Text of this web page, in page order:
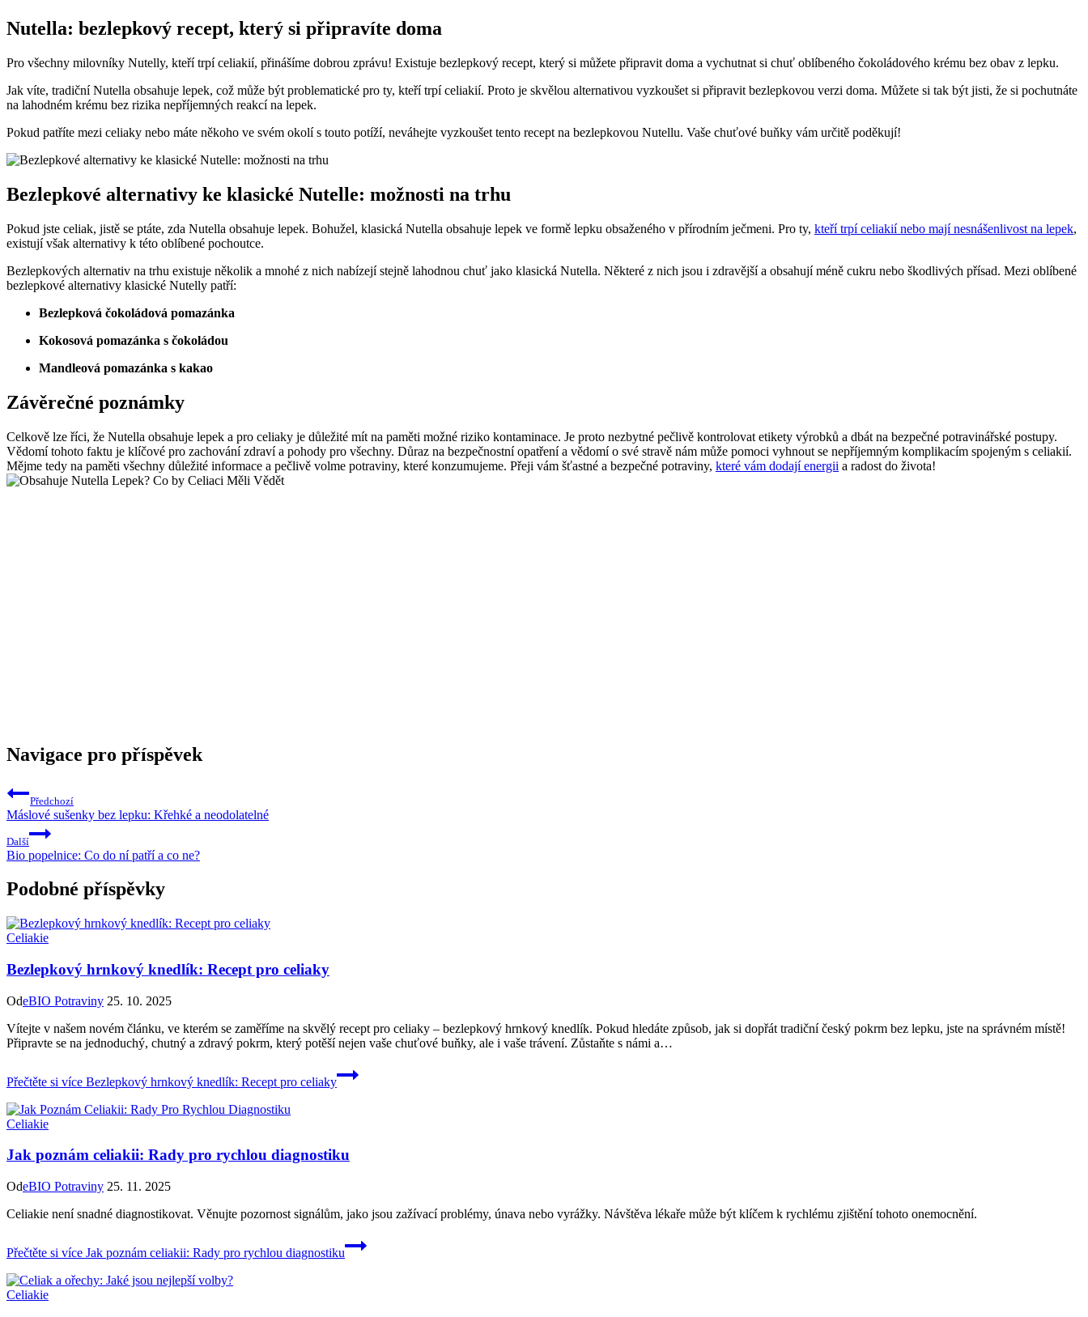
Nutella: bezlepkový recept, který si připravíte doma
Pro všechny milovníky Nutelly, kteří trpí celiakií, přinášíme dobrou zprávu! Existuje bezlepkový recept, který si můžete připravit doma a vychutnat si chuť oblíbeného čokoládového krému bez obav z lepku.
Jak víte, tradiční Nutella obsahuje lepek, což může být problematické pro ty, kteří trpí celiakií. Proto je skvělou alternativou vyzkoušet si připravit bezlepkovou verzi doma. Můžete si tak být jisti, že si pochutnáte
na lahodném krému bez rizika nepříjemných reakcí na lepek.
Pokud patříte mezi celiaky nebo máte někoho ve svém okolí s touto potíží, neváhejte vyzkoušet tento recept na bezlepkovou Nutellu. Vaše chuťové buňky vám určitě poděkují!
Bezlepkové alternativy ke klasické Nutelle: možnosti na trhu
Pokud jste celiak, jistě se ptáte, zda Nutella obsahuje lepek. Bohužel, klasická Nutella obsahuje lepek ve formě lepku obsaženého v přírodním ječmeni. Pro ty, kteří trpí celiakií nebo mají nesnášenlivost na lepek,
existují však alternativy k této oblíbené pochoutce.
Bezlepkových alternativ na trhu existuje několik a mnohé z nich nabízejí stejně lahodnou chuť jako klasická Nutella. Některé z nich jsou i zdravější a obsahují méně cukru nebo škodlivých přísad. Mezi oblíbené
bezlepkové alternativy klasické Nutelly patří:
Bezlepková čokoládová pomazánka
Kokosová pomazánka s čokoládou
Mandleová pomazánka s kakao
Závěrečné poznámky
Celkově lze říci, že Nutella obsahuje lepek a pro celiaky je důležité mít na paměti možné riziko kontaminace. Je proto nezbytné pečlivě kontrolovat etikety výrobků a dbát na bezpečné potravinářské postupy.
Vědomí tohoto faktu je klíčové pro zachování zdraví a pohody pro všechny. Důraz na bezpečnostní opatření a vědomí o své stravě nám může pomoci vyhnout se nepříjemným komplikacím spojeným s celiakií.
Mějme tedy na paměti všechny důležité informace a pečlivě volme potraviny, které konzumujeme. Přeji vám šťastné a bezpečné potraviny, které vám dodají energii a radost do života!
Navigace pro příspěvek
Předchozí
Máslové sušenky bez lepku: Křehké a neodolatelné
Další
Bio popelnice: Co do ní patří a co ne?
Podobné příspěvky
Celiakie
Bezlepkový hrnkový knedlík: Recept pro celiaky
OdeBIO Potraviny 25. 10. 2025
Vítejte v našem novém článku, ve kterém se zaměříme na skvělý recept pro celiaky – bezlepkový hrnkový knedlík. Pokud hledáte způsob, jak si dopřát tradiční český pokrm bez lepku, jste na správném místě!
Připravte se na jednoduchý, chutný a zdravý pokrm, který potěší nejen vaše chuťové buňky, ale i vaše trávení. Zůstaňte s námi a…
Přečtěte si více Bezlepkový hrnkový knedlík: Recept pro celiaky
Celiakie
Jak poznám celiakii: Rady pro rychlou diagnostiku
OdeBIO Potraviny 25. 11. 2025
Celiakie není snadné diagnostikovat. Věnujte pozornost signálům, jako jsou zažívací problémy, únava nebo vyrážky. Návštěva lékaře může být klíčem k rychlému zjištění tohoto onemocnění.
Přečtěte si více Jak poznám celiakii: Rady pro rychlou diagnostiku
Celiakie